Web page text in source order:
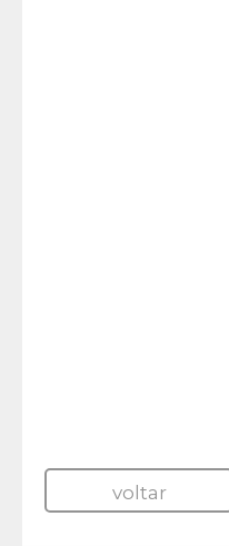
voltar